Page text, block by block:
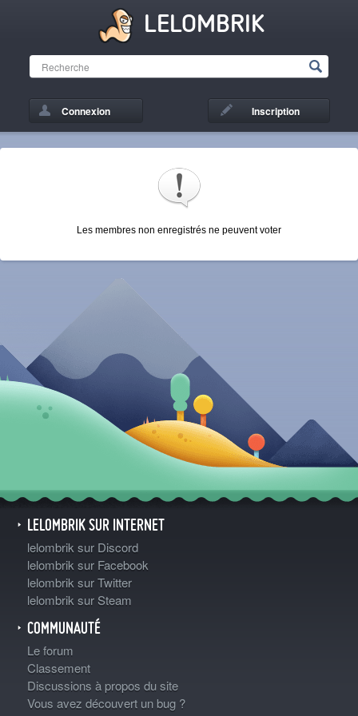
LELOMBRIK
Connexion Inscription
Les membres non enregistrés ne peuvent voter
LELOMBRIK SUR INTERNET
lelombrik sur Discord
lelombrik sur Facebook
lelombrik sur Twitter
lelombrik sur Steam
COMMUNAUTÉ
Le forum
Classement
Discussions à propos du site
Vous avez découvert un bug ?